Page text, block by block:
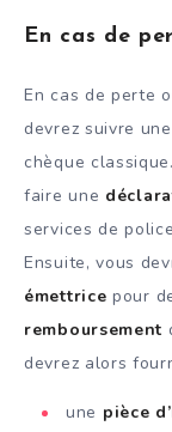
En cas de
En cas de perte
devrez suivre
chèque
faire une
services de
Ensuite, vous
émettrice pour
remboursement
devrez alors
une pièce